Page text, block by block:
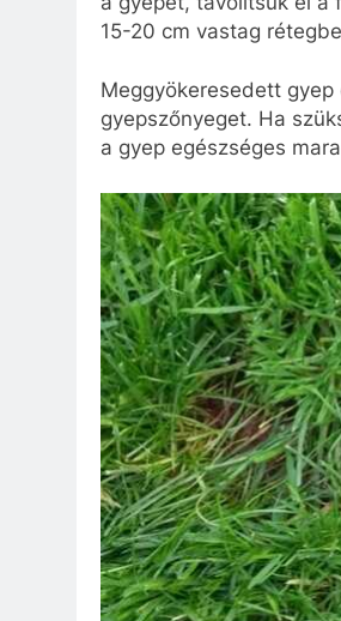
15-20 cm vastag
Meggyökeresedett
gyepszőnyeget. Ha
a gyep egészséges